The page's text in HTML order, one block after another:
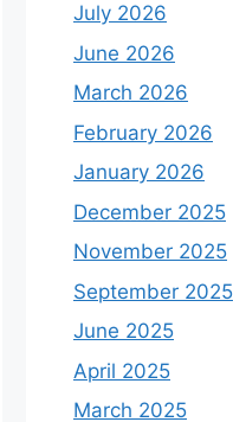
July 2026
June 2026
March 2026
February 2026
January 2026
December 2025
November 2025
September 2025
June 2025
April 2025
March 2025